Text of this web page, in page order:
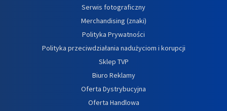
Serwis fotograficzny
Merchandising (znaki)
Polityka Prywatności
Polityka przeciwdziałania nadużyciom i korupcji
Sklep TVP
Biuro Reklamy
Oferta Dystrybucyjna
Oferta Handlowa